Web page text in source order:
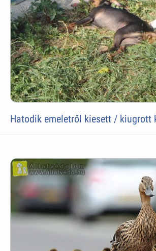
Hatodik emeletről kiesett / kiugrott